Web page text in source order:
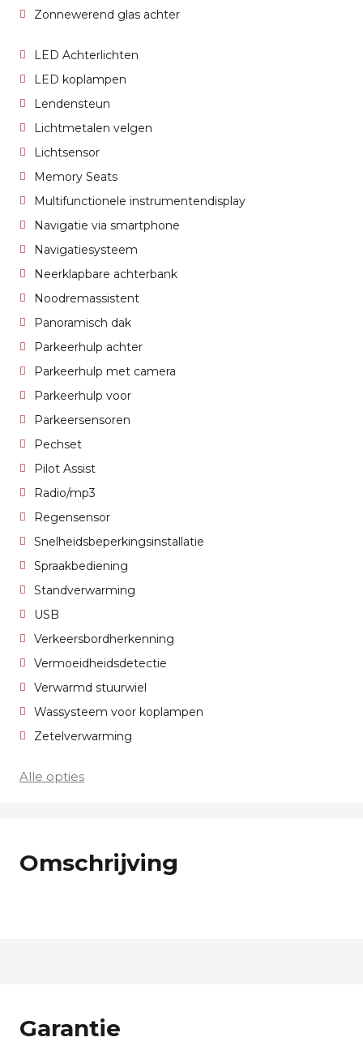
Zonnewerend glas achter
LED Achterlichten
LED koplampen
Lendensteun
Lichtmetalen velgen
Lichtsensor
Memory Seats
Multifunctionele instrumentendisplay
Navigatie via smartphone
Navigatiesysteem
Neerklapbare achterbank
Noodremassistent
Panoramisch dak
Parkeerhulp achter
Parkeerhulp met camera
Parkeerhulp voor
Parkeersensoren
Pechset
Pilot Assist
Radio/mp3
Regensensor
Snelheidsbeperkingsinstallatie
Spraakbediening
Standverwarming
USB
Verkeersbordherkenning
Vermoeidheidsdetectie
Verwarmd stuurwiel
Wassysteem voor koplampen
Zetelverwarming
Alle opties
Omschrijving
Garantie